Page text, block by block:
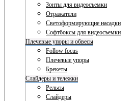
Зонты для видеосъемки
Отражатели
Светоформирующие насадки
Софтбоксы для видеосъемки
Плечевые упоры и обвесы
Follow focus
Плечевые упоры
Брекеты
Слайдеры и тележки
Рельсы
Слайдеры